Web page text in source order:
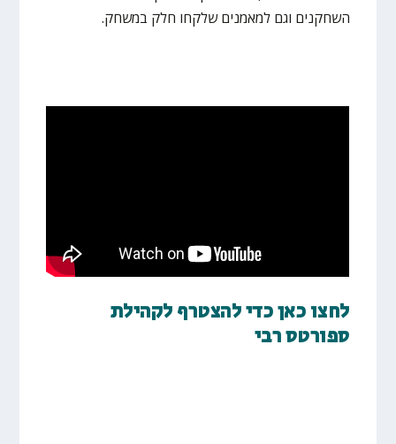
השחקנים וגם למאמנים שלקחו חלק במשחק.
לחצו כאן כדי להצטרף לקהילת
ספורטס רבי